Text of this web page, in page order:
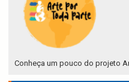
Conheça um pouco do projeto